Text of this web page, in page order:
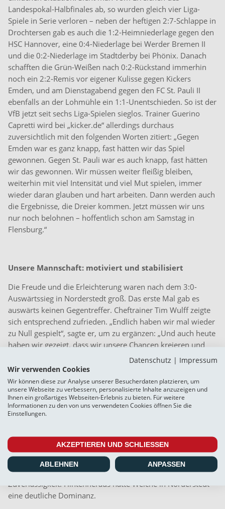
Landespokal-Halbfinales ab, so wurden gleich vier Liga-
Spiele in Serie verloren – neben der heftigen 2:7-Schlappe in
Drochtersen gab es auch die 1:2-Heimniederlage gegen den
HSC Hannover, eine 0:4-Niederlage bei Werder Bremen II
und die 0:2-Niederlage im Stadtderby bei Phönix. Danach
schafften die Grün-Weißen nach 0:2-Rückstand immerhin
noch ein 2:2-Remis vor eigener Kulisse gegen Kickers
Emden, und am Dienstagabend gegen den FC St. Pauli II
ebenfalls an der Lohmühle ein 1:1-Unentschieden. So ist der
VfB jetzt seit sechs Liga-Spielen sieglos. Trainer Guerino
Capretti wird bei „kicker.de“ allerdings durchaus
zuversichtlich mit den folgenden Worten zitiert: „Gegen
Emden war es ganz knapp, fast hätten wir das Spiel
gewonnen. Gegen St. Pauli war es auch knapp, fast hätten
wir das gewonnen. Wir müssen weiter fleißig bleiben,
weiterhin mit viel Intensität und viel Mut spielen, immer
wieder daran glauben und hart arbeiten. Dann werden auch
die Ergebnisse, die Dreier kommen. Jetzt müssen wir uns
nur noch belohnen – hoffentlich schon am Samstag in
Flensburg.“
Unsere Mannschaft: motiviert und stabilisiert
Die Freude und die Erleichterung waren nach dem 3:0-
Auswärtssieg in Norderstedt groß. Das erste Mal gab es
auswärts keinen Gegentreffer. Cheftrainer Tim Wulff zeigte
sich entsprechend zufrieden. „Endlich haben wir mal wieder
zu Null gespielt“, sagte er, um zu ergänzen: „Und auch heute
haben wir gezeigt, dass wir unsere Chancen kreieren und
Tore machen.“ Und wie unsere Mannschaft gerade in der
letzten halben Stunde auftrat, das zeugte zudem von
Selbstbewusstsein und wiedergewonnener Sicherheit.
Spielentscheidend war die „Flügelzange“ mit Marcel Cornils
(zwei Tore) und Sandro Plechaty (ein Tor, zwei
Torvorbereitungen). Darüber hinaus konnten einige ihren
seit dem ersten Spieltag wieder auf dem Feld, sorgte für
Ruhe und Ordnung, Torhüter Nils Bock agierte sehr sicher,
Erjanik Ghubasaryan ersetzte den früh verletzt
ausscheidenden Marshall Faleu völlig unaufgeregt mit hoher
Zuverlässigkeit. Hintenheraus hatte Weiche in Norderstedt
eine deutliche Dominanz.
Datenschutz | Impressum
Wir verwenden Cookies
Wir können diese zur Analyse unserer Besucherdaten platzieren, um
unsere Webseite zu verbessern, personalisierte Inhalte anzuzeigen und
Ihnen ein großartiges Webseiten-Erlebnis zu bieten. Für weitere
Informationen zu den von uns verwendeten Cookies öffnen Sie die
Einstellungen.
AKZEPTIEREN UND SCHLIESSEN
ABLEHNEN ANPASSEN